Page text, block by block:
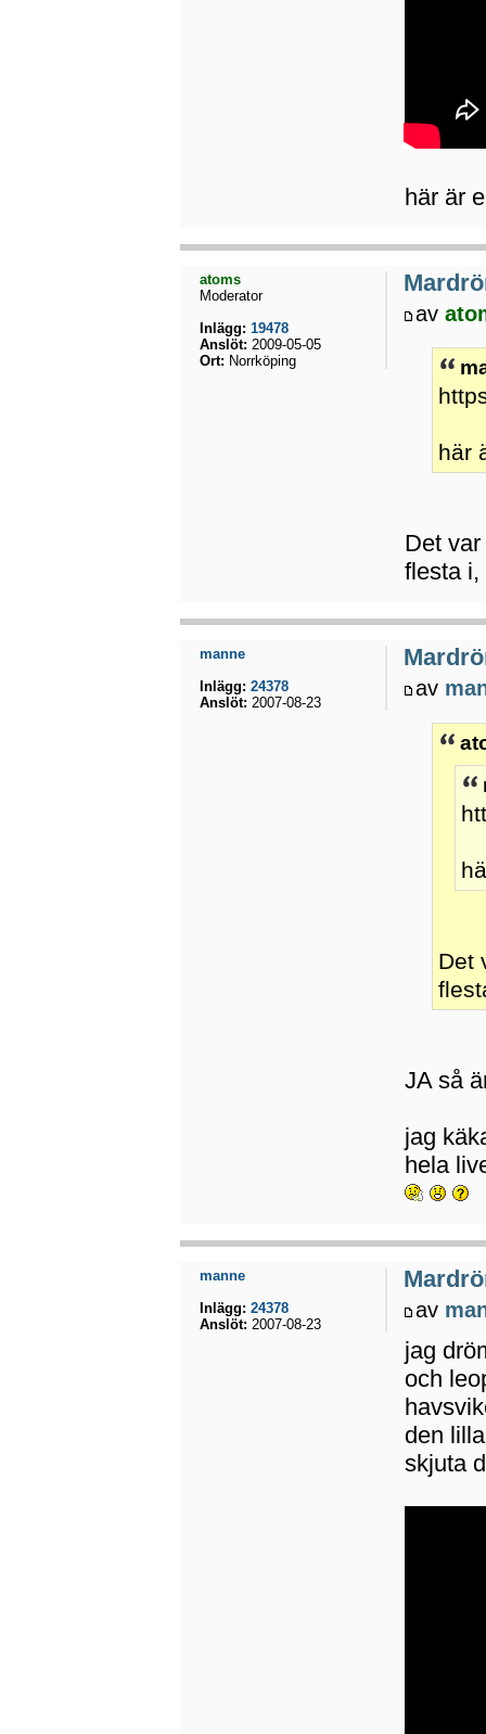
här är
av
här
Det
flesta i,
atoms
Moderator
Inlägg: 19478
Anslöt: 2009-05-05
Ort: Norrköping
av
Det
JA så
jag
hela
manne
Inlägg: 24378
Anslöt: 2007-08-23
av
jag
och
den
skjuta
manne
Inlägg: 24378
Anslöt: 2007-08-23